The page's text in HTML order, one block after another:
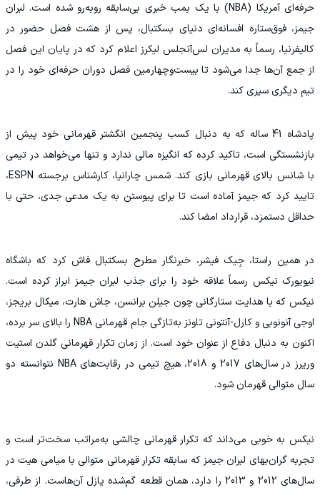
حرفه‌ای آمریکا (NBA) با یک بمب خبری بی‌سابقه روبه‌رو شده است. لبران
جیمز، فوق‌ستاره افسانه‌ای دنیای بسکتبال، پس از هشت فصل حضور در
کالیفرنیا، رسماً به مدیران لس‌آنجلس لیکرز اعلام کرد که در پایان این فصل
از جمع آن‌ها جدا می‌شود تا بیست‌وچهارمین فصل دوران حرفه‌ای خود را در
تیم دیگری سپری کند.
پادشاه 41 ساله که به دنبال کسب پنجمین انگشتر قهرمانی خود پیش از
بازنشستگی است، تاکید کرده که انگیزه مالی ندارد و تنها می‌خواهد در تیمی
با شانس بالای قهرمانی بازی کند. شمس چارانیا، کارشناس برجسته ESPN،
تایید کرد که جیمز آماده است تا برای پیوستن به یک مدعی جدی، حتی با
حداقل دستمزد، قرارداد امضا کند.
در همین راستا، جِیک فیشر، خبرنگار مطرح بسکتبال فاش کرد که باشگاه
نیویورک نیکس رسماً علاقه خود را برای جذب لبران جیمز ابراز کرده است.
نیکس که با هدایت ستارگانی چون جیلن برانسن، جاش هارت، میکال بریجز،
اوجی آنونوبی و کارل-آنتونی تاونز به‌تازگی جام قهرمانی NBA را بالای سر برده،
اکنون به دنبال دفاع از عنوان خود است. از زمان تکرار قهرمانی گلدن استیت
وریرز در سال‌های 2017 و 2018، هیچ تیمی در رقابت‌های NBA نتوانسته دو
سال متوالی قهرمان شود.
نیکس به خوبی می‌داند که تکرار قهرمانی چالشی به‌مراتب سخت‌تر است و
تجربه گران‌بهای لبران جیمز که سابقه تکرار قهرمانی متوالی با میامی هیت در
سال‌های 2012 و 2013 را دارد، همان قطعه گم‌شده پازل آن‌هاست. از طرفی،